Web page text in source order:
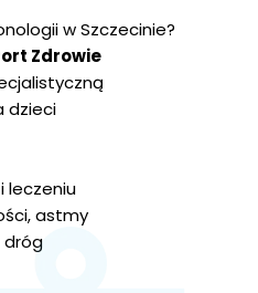
w Szczecinie?
Zdrowie
dzieci
leczeniu
astmy
dróg